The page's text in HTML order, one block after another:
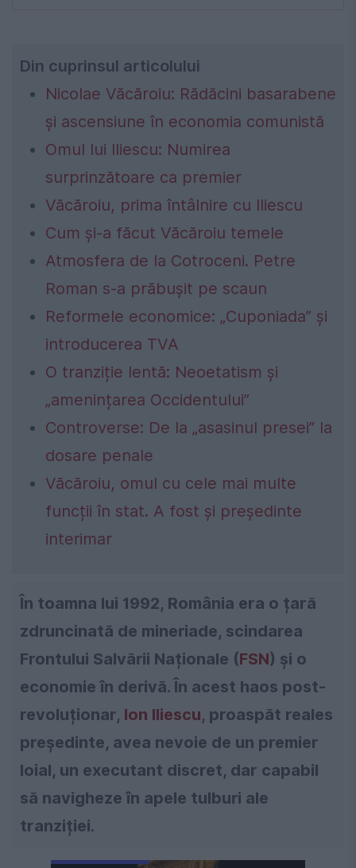
Din cuprinsul articolului
Nicolae Văcăroiu: Rădăcini basarabene
și ascensiune în economia comunistă
Omul lui Iliescu: Numirea
surprinzătoare ca premier
Văcăroiu, prima întâlnire cu Iliescu
Cum și-a făcut Văcăroiu temele
Atmosfera de la Cotroceni. Petre
Roman s-a prăbușit pe scaun
Reformele economice: „Cuponiada” și
introducerea TVA
O tranziție lentă: Neoetatism și
„amenințarea Occidentului”
Controverse: De la „asasinul presei” la
dosare penale
Văcăroiu, omul cu cele mai multe
funcții în stat. A fost și președinte
interimar
În toamna lui 1992, România era o țară
zdruncinată de mineriade, scindarea
Frontului Salvării Naționale (FSN) și o
economie în derivă. În acest haos post-
revoluționar, Ion Iliescu, proaspăt reales
președinte, avea nevoie de un premier
loial, un executant discret, dar capabil
să navigheze în apele tulburi ale
tranziției.